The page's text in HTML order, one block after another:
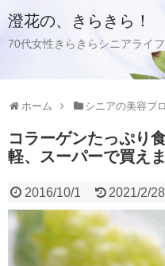
澄花の、きらきら！
70代女性きらきらシニアライフ
ホーム シニアの美容ブ
コラーゲンたっぷり
軽、スーパーで買え
2016/10/1 2021/2/28